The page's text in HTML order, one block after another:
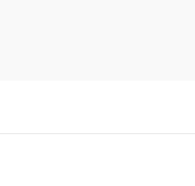
171,39 TL